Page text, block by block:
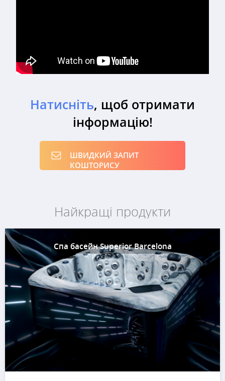
Натисніть, щоб отримати
інформацію!
ШВИДКИЙ ЗАПИТ
КОШТОРИСУ
Найкращі продукти
Спа басейн Superior Barcelona